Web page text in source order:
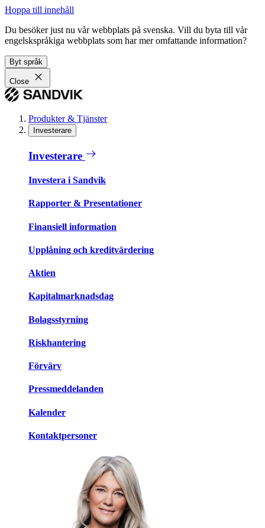
Hoppa till innehåll
Du besöker just nu vår webbplats på svenska. Vill du byta till vår
engelskspråkiga webbplats som har mer omfattande information?
Byt språk
Close
Produkter & Tjänster
Investerare
Investerare
Investera i Sandvik
Rapporter & Presentationer
Finansiell information
Upplåning och kreditvärdering
Aktien
Kapitalmarknadsdag
Bolagsstyrning
Riskhantering
Förvärv
Pressmeddelanden
Kalender
Kontaktpersoner